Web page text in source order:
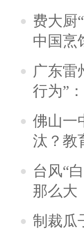
费大厨
中国烹
广东雷
行为”
佛山一
汰？教
台风“
那么大
制裁瓜